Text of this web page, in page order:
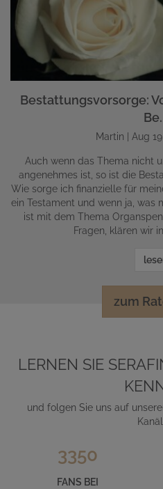
Bestattungsvorsorge:
Martin | Aug 19
Auch wenn das Thema nicht
angenehmes ist, so ist die
Wie sorge ich finanzielle für
ein Testament und wenn ja, was
ist mit dem Thema
Fragen, klären wir
zum
LERNEN SIE
und folgen Sie uns auf
3350
FANS BEI